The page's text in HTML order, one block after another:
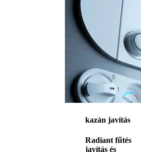
kazán javítás
Radiant fűtés
javítás és